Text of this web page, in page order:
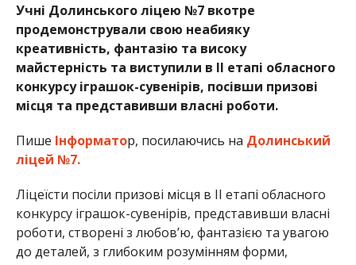
Учні Долинського ліцею №7 вкотре
продемонстрували свою неабияку
креативність, фантазію та високу
майстерність та виступили в ІІ етапі обласного
конкурсу іграшок-сувенірів, посівши призові
місця та представивши власні роботи.
Пише Інформатор, посилаючись на Долинський
ліцей №7.
Ліцеїсти посіли призові місця в ІІ етапі обласного
конкурсу іграшок-сувенірів, представивши власні
роботи, створені з любов’ю, фантазією та увагою
до деталей, з глибоким розумінням форми,